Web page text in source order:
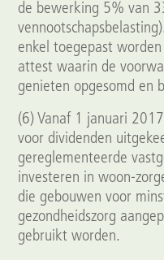
de bewerking 5% van
enkel toegepast
attest waarin de
genieten opgesomd en
(6) Vanaf 1 januari
voor dividenden
gereglementeerde
investeren in woon-
die gebouwen voor
gezondheidszorg
gebruikt worden.